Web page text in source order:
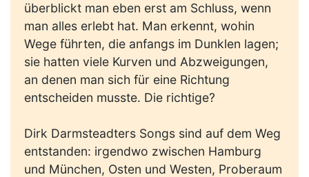
überblickt man eben erst am Schluss, wenn
man alles erlebt hat. Man erkennt, wohin
Wege führten, die anfangs im Dunklen lagen;
sie hatten viele Kurven und Abzweigungen,
an denen man sich für eine Richtung
entscheiden musste. Die richtige?
Dirk Darmsteadters Songs sind auf dem Weg
entstanden: irgendwo zwischen Hamburg
und München, Osten und Westen, Proberaum